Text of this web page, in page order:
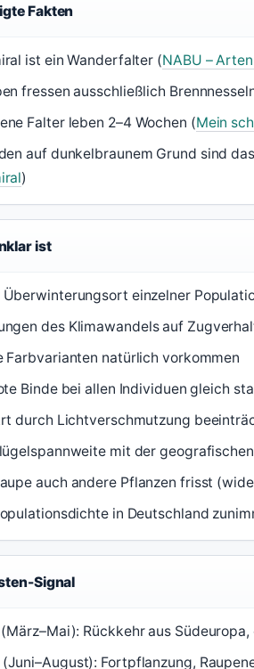
Fakten
ist ein Wanderfalter (NABU –
fressen ausschließlich
Falter leben 2–4 Wochen (Mein
auf dunkelbraunem Grund sind
)
ist
Überwinterungsort einzelner
des Klimawandels auf
Farbvarianten natürlich vorkommen
Binde bei allen Individuen gleich
durch Lichtverschmutzung
mit der
auch andere Pflanzen frisst
in Deutschland
Signal
Rückkehr aus
(Juni–August): Fortpflanzung,